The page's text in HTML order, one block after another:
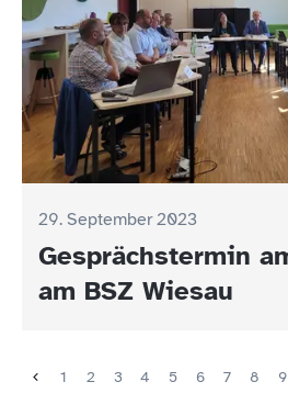
29. September 2023
Gesprächstermin
am BSZ Wiesau
1 2 3 4 5 6 7 8 9